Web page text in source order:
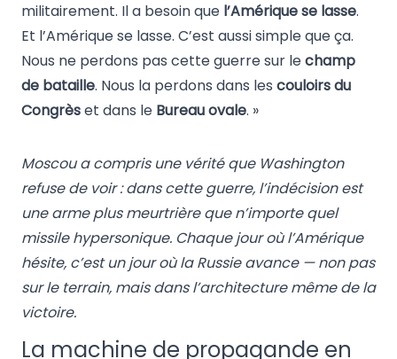
militairement. Il a besoin que l’Amérique se lasse.
Et l’Amérique se lasse. C’est aussi simple que ça.
Nous ne perdons pas cette guerre sur lechamp
de bataille. Nous la perdons dans les couloirs du
Congrèset dans le Bureau ovale. »
Moscou a compris une vérité que Washington
refuse de voir : dans cette guerre, l’indécision est
une arme plus meurtrière que n’importe quel
missile hypersonique. Chaque jour où l’Amérique
hésite, c’est un jour où la Russie avance — non pas
sur le terrain, mais dans l’architecture même de la
victoire.
La machine de propagande en